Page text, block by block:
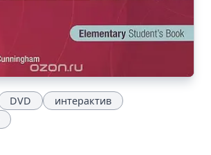
DVD
интерактив